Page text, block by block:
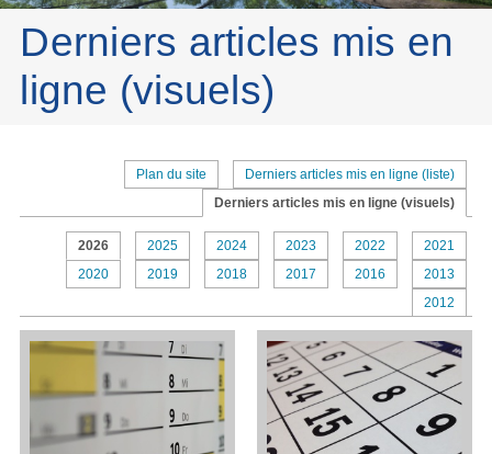
Derniers articles mis en
ligne (visuels)
Plan du site
Derniers articles mis en ligne (liste)
Derniers articles mis en ligne (visuels)
2026 2025 2024 2023 2022
2021
2020
2019 2018 2017 2016
2013
2012